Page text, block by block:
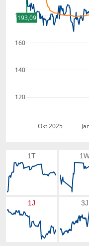
Okt 2025
120
140
160
180
193,09
1T
1J 3J